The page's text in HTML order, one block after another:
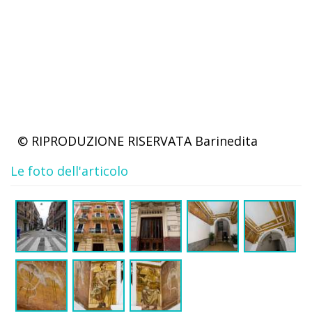
© RIPRODUZIONE RISERVATA Barinedita
Le foto dell'articolo